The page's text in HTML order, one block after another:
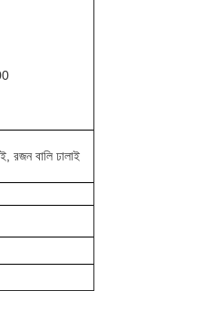
রজন বালি ঢালাই